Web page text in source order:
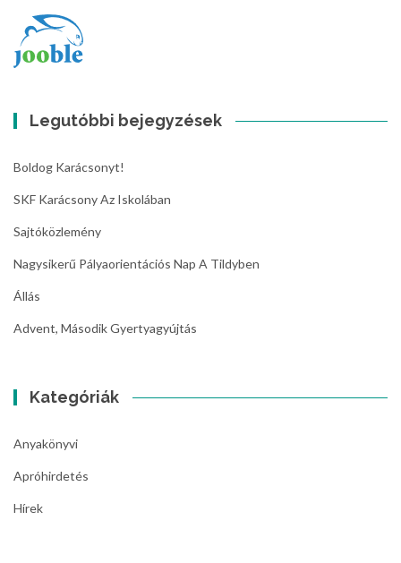
Legutóbbi bejegyzések
Boldog Karácsonyt!
SKF Karácsony Az Iskolában
Sajtóközlemény
Nagysikerű Pályaorientációs Nap A Tildyben
Állás
Advent, Második Gyertyagyújtás
Kategóriák
Anyakönyvi
Apróhirdetés
Hírek